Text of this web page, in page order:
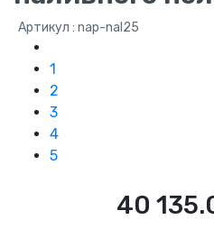
Артикул : nap-nal25
1
2
3
4
5
40